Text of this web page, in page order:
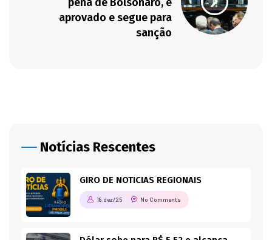
aprovado e segue para
sanção
Notícias Rescentes
GIRO DE NOTICIAS REGIONAIS
18 dez/25 No Comments